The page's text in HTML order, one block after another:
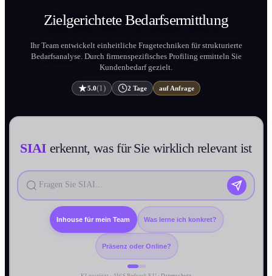
ZielgerichteteBedarfsermittlung
Ihr Team entwickelt einheit­liche Frage­techniken für strukturierte
Bedarfs­analyse. Durch firmenspezifisches Profiling ermitteln Sie
Kundenbedarf gezielt.
5.0(1) 2 Tage auf Anfrage
SIAI erkennt, was für Sie wirklich relevant ist
Was lerne ich konkret?
Präsenz oder Online?
Inhouse für mein Team